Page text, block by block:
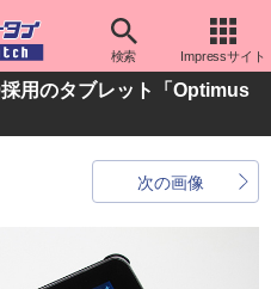
検索 Impressサイト
用のタブレット「Optimus
次の画像